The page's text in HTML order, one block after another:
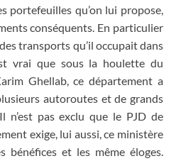
portefeuilles qu’on lui propose,
conséquents. En particulier
transports qu’il occupait dans
vrai que sous la houlette du
Ghellab, ce département a
autoroutes et de grands
n’est pas exclu que le PJD de
exige, lui aussi, ce ministère
bénéfices et les même éloges.